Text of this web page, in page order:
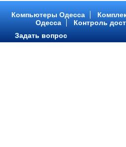
Компьютеры Одесса
Одесса
Контроль
Задать вопрос